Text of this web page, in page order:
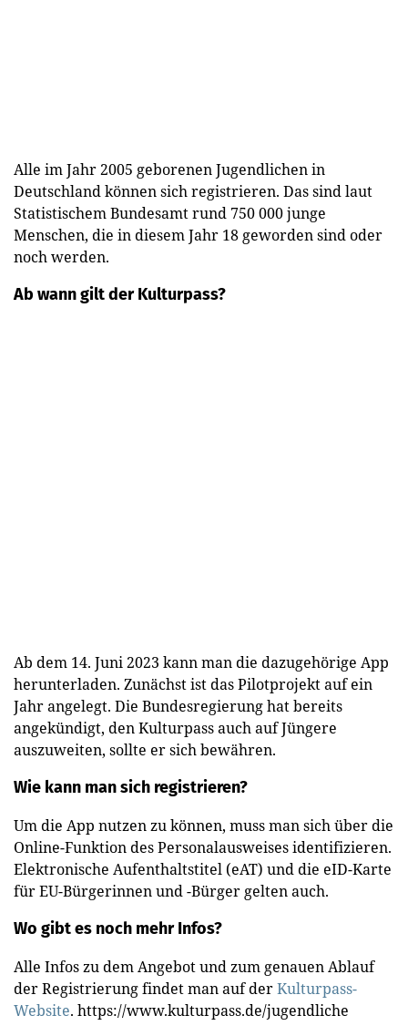
Alle im Jahr 2005 geborenen Jugendlichen in
Deutschland können sich registrieren. Das sind laut
Statistischem Bundesamt rund 750 000 junge
Menschen, die in diesem Jahr 18 geworden sind oder
noch werden.
Ab wann gilt der Kulturpass?
Ab dem 14. Juni 2023 kann man die dazugehörige App
herunterladen. Zunächst ist das Pilotprojekt auf ein
Jahr angelegt. Die Bundesregierung hat bereits
angekündigt, den Kulturpass auch auf Jüngere
auszuweiten, sollte er sich bewähren.
Wie kann man sich registrieren?
Um die App nutzen zu können, muss man sich über die
Online-Funktion des Personalausweises identifizieren.
Elektronische Aufenthaltstitel (eAT) und die eID-Karte
für EU-Bürgerinnen und -Bürger gelten auch.
Wo gibt es noch mehr Infos?
Alle Infos zu dem Angebot und zum genauen Ablauf
der Registrierung findet man auf derKulturpass-
Website. https://www.kulturpass.de/jugendliche